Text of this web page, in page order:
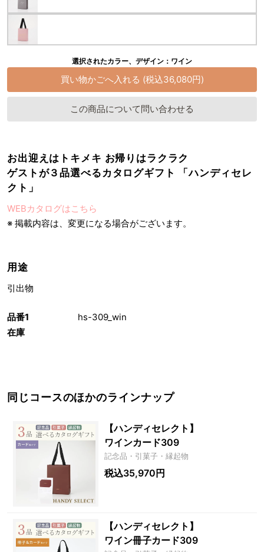
品番1
hs-309_win
在庫
選択されたカラー、デザイン：ワイン
この商品について問い合わせる
お出迎えはトキメキ お帰りはラクラク
ゲストが３品選べるカタログギフト 「ハンディセレ
クト」
WEBカタログはこちら
※ 掲載内容は、変更になる場合がございます。
用途
引出物
同じコースのほかのラインナップ
【ハンディセレクト】
ワインカード309
記念品・引菓子・縁起物
税込35,970円
【ハンディセレクト】
ワイン冊子カード309